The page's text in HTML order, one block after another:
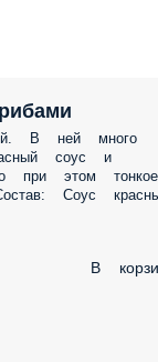
В ней много
соус и
при этом
Соус
В